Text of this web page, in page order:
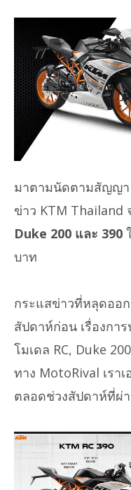
มาตามนัดตามสัญญา
ข่าว KTM Thailand
Duke 200 และ 390
บาท
กระแสข่าวที่หลุดออ
สัปดาห์ก่อน เรื่องกา
โมเดล RC, Duke
ทาง MotoRival เรา
ตลอดช่วงสัปดาห์ที่ผ่